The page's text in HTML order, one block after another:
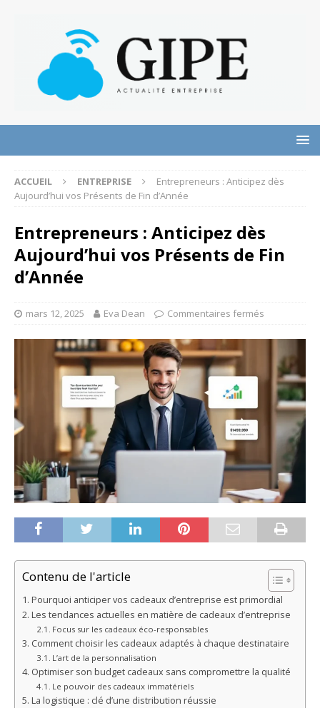
ACCUEIL ENTREPRISE
Entrepreneurs : Anticipez dès
Aujourd’hui vos Présents de Fin d’Année
Entrepreneurs : Anticipez dès
Aujourd’hui vos Présents de Fin
d’Année
mars 12, 2025 Eva Dean Commentaires fermés
Contenu de l'article
Pourquoi anticiper vos cadeaux d’entreprise est primordial
Les tendances actuelles en matière de cadeaux d’entreprise
Focus sur les cadeaux éco-responsables
Comment choisir les cadeaux adaptés à chaque destinataire
L’art de la personnalisation
Optimiser son budget cadeaux sans compromettre la qualité
Le pouvoir des cadeaux immatériels
La logistique : clé d’une distribution réussie